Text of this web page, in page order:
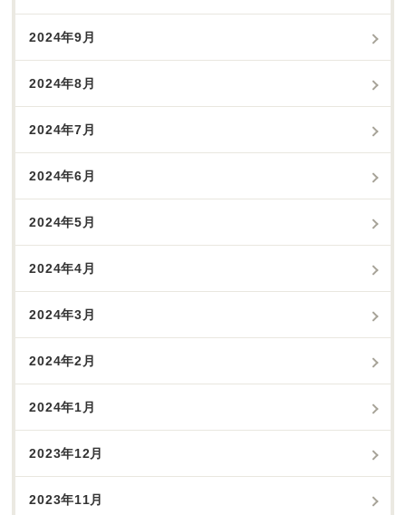
2024年9月
2024年8月
2024年7月
2024年6月
2024年5月
2024年4月
2024年3月
2024年2月
2024年1月
2023年12月
2023年11月